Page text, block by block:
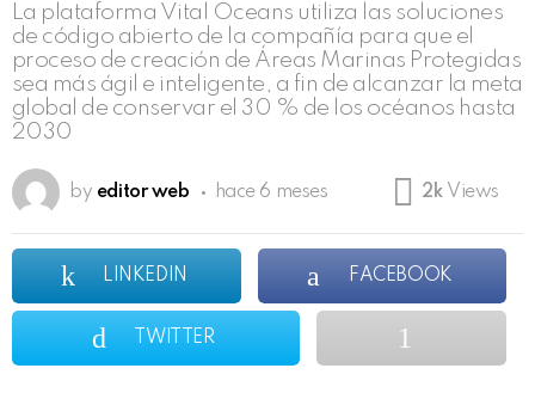
La plataforma Vital Oceans utiliza las soluciones
de código abierto de la compañía para que el
proceso de creación de Áreas Marinas Protegidas
sea más ágil e inteligente, a fin de alcanzar la meta
global de conservar el 30 % de los océanos hasta
2030
by editor web hace 6 meses 2k Views
LINKEDIN FACEBOOK
TWITTER